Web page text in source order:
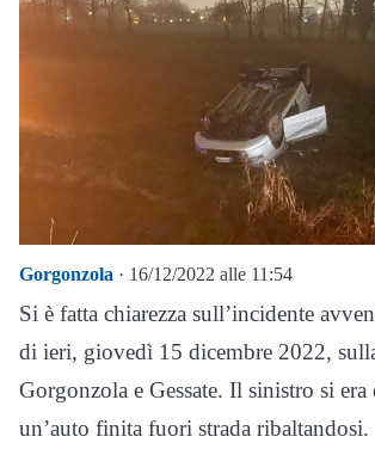
Gorgonzola · 16/12/2022 alle 11:54
Si è fatta chiarezza sull’incidente
di ieri, giovedì 15 dicembre 2022,
Gorgonzola e Gessate. Il sinistro si
un’auto finita fuori strada ribaltandosi.